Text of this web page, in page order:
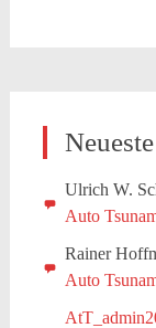
Ulrich W.
Auto
Rainer
Auto